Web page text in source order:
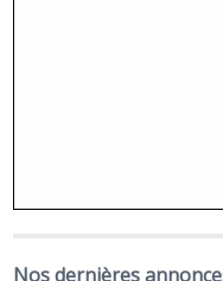
Nos dernières